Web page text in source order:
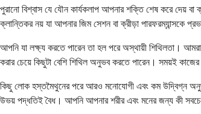
পুরানো বিশ্বাস যে যৌন কার্যকলাপ আপনার শক্তি শেষ করে দেয় বা
ক্লান্তিকর নয় যা আপনার জিম সেশন বা ক্রীড়া পারফরম্যান্সকে
আপনি যা লক্ষ্য করতে পারেন তা হল পরে অস্থায়ী শিথিলতা।
করার চেয়ে কিছুটা বেশি শিথিল অনুভব করতে পারেন। সময়ই কাজের
কিছু লোক হস্তমৈথুনের পরে আরও মনোযোগী এবং কম উদ্বিগ্ন অনুভব
উভয় পদ্ধতিই বৈধ। আপনি আপনার শরীর এবং মনের জন্য কী